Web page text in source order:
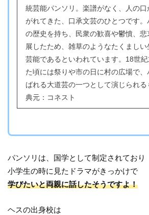
統芸能パンソリ。楽譜がなく、人の
がれてきた、口承文芸のひとつです
の歴史を持ち、民衆の歓喜や鬱憤、悲
展したため、雑草のようなたくましい
芸能であるといわれています。18世
た頃には祭りや市の日に村の広場で
ばれる大道芸の一つとして演じられる
典元：コネスト
パンソリは、国学として制定されており
小学生の時に見たドラマがきっかけで
学びたいと両親に話したそうですよ！
ヘスの出身校は